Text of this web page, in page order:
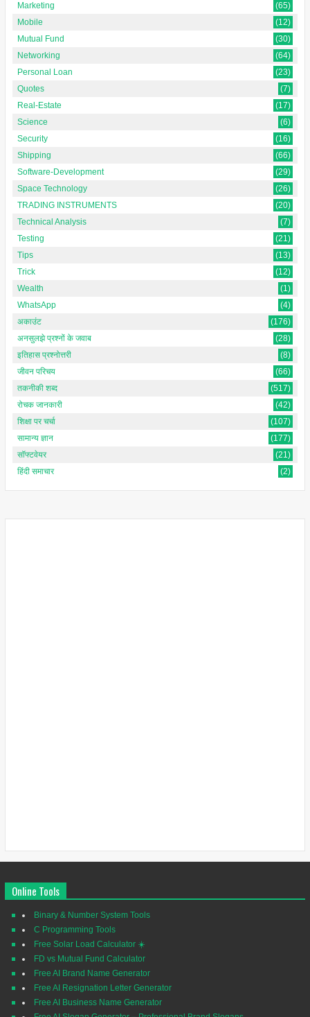
Marketing
(65)
Mobile
(12)
Mutual Fund
(30)
Networking
(64)
Personal Loan
(23)
Quotes
(7)
Real-Estate
(17)
Science
(6)
Security
(16)
Shipping
(66)
Software-Development
(29)
Space Technology
(26)
TRADING INSTRUMENTS
(20)
Technical Analysis
(7)
Testing
(21)
Tips
(13)
Trick
(12)
Wealth
(1)
WhatsApp
(4)
अकाउंट
(176)
अनसुलझे प्रश्नों के जवाब
(28)
इतिहास प्रश्नोत्तरी
(8)
जीवन परिचय
(66)
तकनीकी शब्द
(517)
रोचक जानकारी
(42)
शिक्षा पर चर्चा
(107)
सामान्य ज्ञान
(177)
सॉफ्टवेयर
(21)
हिंदी समाचार
(2)
Online Tools
Binary & Number System Tools
C Programming Tools
Free Solar Load Calculator ☀️
FD vs Mutual Fund Calculator
Free AI Brand Name Generator
Free AI Resignation Letter Generator
Free AI Business Name Generator